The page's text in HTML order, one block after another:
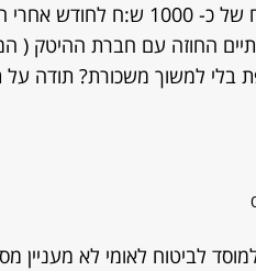
לחברה נוספת בהיקף מזערי (רווח של כ-
החוזה עם חברת ההיטק (
בלי למשוך משכורת? תודה
לביטוח לאומי לא מעניין